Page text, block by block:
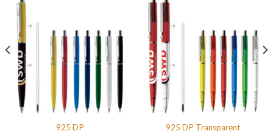
925 DP 925 DP Transparent